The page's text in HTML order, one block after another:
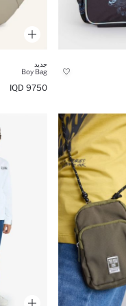
جديد
Boy Bag
9750 IQD